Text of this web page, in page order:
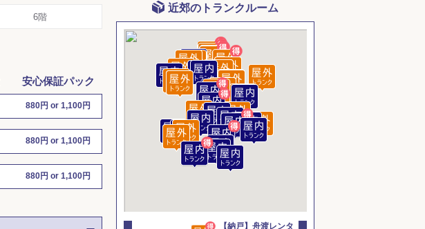
6階
安心保証パック
880円 or 1,100円
880円 or 1,100円
880円 or 1,100円
近郊のトランクルーム
【納戸】舟渡レンタ
【納戸】舟渡第六レ